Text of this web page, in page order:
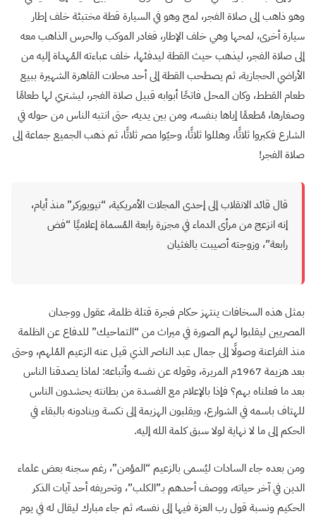
وهو ذاهب إلى صلاة الفجر، لمح وهو في السيارة قطة مختبئة خلف إطار
سيارة أخرى، لمحها وهي خلف الإطار، فغادر الموكب والحرس الذاهب معه
إلى صلاة الفجر، ليذهب حيث القطة ليدفئها، خلف عباءته المُهداة إليه من
الأراضي الحجازية، ثم يصطحب القطة إلى أحد محلات القاهرة الشهيرة ببيع
طعام القطط، وكان المحل فاتحًا أبوابه قبيل صلاة الفجر، ليشتري لها طعامًا
وصغارها، مُطعمًا إياها بنفسه، ومن بين يديه، حتى انتبه الناس من حوله في
الشارع فكبروا ثلاثًا، وهللوا ثلاثًا، وحيّوا مصر ثلاثًا، ثم ذهب الجميع جماعة إلى
صلاة الفجر!
قال قائد الانقلاب إلى إحدى المجلات الأمريكية، “نيويوركر” منذ أيام،
إنه انزعج من مرأى الدماء في مجزرة رابعة المُسماة إعلاميًا “فض
رابعة”، وزوجته أصيبت بالغثيان
بمثل هذه السخافات ينتهز حكام فجرة قتلة ظلمة، عقول ووجدان
المصريين ليقلبوا لهم الصورة في ميراث من “التماحيك” للدفاع عن الظلمة
منذ الفراعنة وصولًا إلى جمال عبد الناصر الذي قيل عنه الزعيم المُلهم، وحتى
بعد هزيمة 1967م المريرة، وقوله عن نفسه وأتباعه: لماذا يصدقنا الناس
بعد ما فعلناه بهم؟ فإذا بالإعلام مع الفسدة من بطانته يحشدون الناس
للهتاف باسمه في الشوارع، ويقلبون الهزيمة إلى نكسة وينادونه بالبقاء في
الحكم إلى ما لا نهاية لولا سبق كلمة الله إليه.
ومن بعده جاء السادات ليُسمى بالزعيم “المؤمن”، رغم سجنه بعض علماء
الدين في آخر حياته، ووصف أحدهم بـ”الكلب”، وتحريفه أحد آيات الذكر
الحكيم ونسبة قول رب العزة فيها إلى نفسه، ثم جاء مبارك ليقال له في يوم